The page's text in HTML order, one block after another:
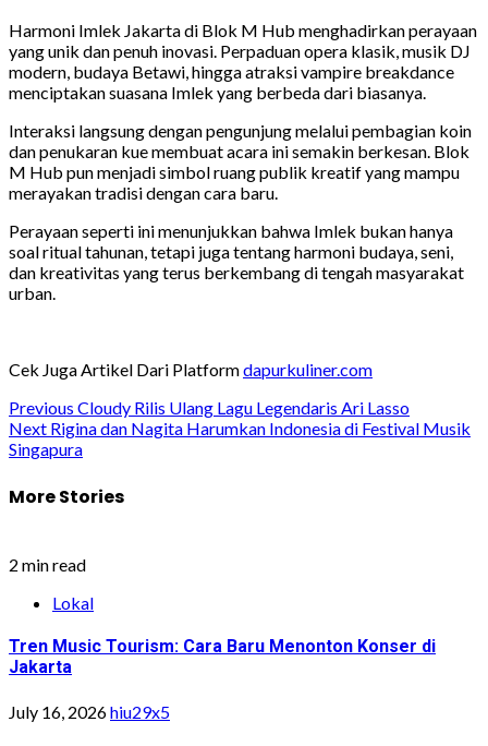
Harmoni Imlek Jakarta di Blok M Hub menghadirkan perayaan
yang unik dan penuh inovasi. Perpaduan opera klasik, musik DJ
modern, budaya Betawi, hingga atraksi vampire breakdance
menciptakan suasana Imlek yang berbeda dari biasanya.
Interaksi langsung dengan pengunjung melalui pembagian koin
dan penukaran kue membuat acara ini semakin berkesan. Blok
M Hub pun menjadi simbol ruang publik kreatif yang mampu
merayakan tradisi dengan cara baru.
Perayaan seperti ini menunjukkan bahwa Imlek bukan hanya
soal ritual tahunan, tetapi juga tentang harmoni budaya, seni,
dan kreativitas yang terus berkembang di tengah masyarakat
urban.
Cek Juga Artikel Dari Platformdapurkuliner.com
Post
navigation
Previous Cloudy Rilis Ulang Lagu Legendaris Ari Lasso
Next Rigina dan Nagita Harumkan Indonesia di Festival Musik
Singapura
More Stories
2 min read
Lokal
Tren Music Tourism: Cara Baru Menonton Konser di
Jakarta
July 16, 2026hiu29x5